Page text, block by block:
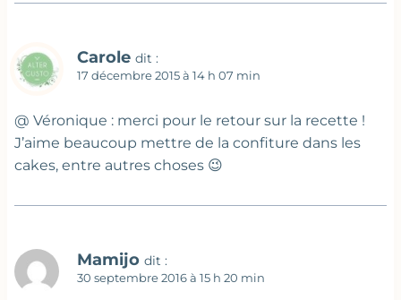
Carole dit :
17 décembre 2015 à 14 h 07 min
@ Véronique : merci pour le retour sur la recette !
J’aime beaucoup mettre de la confiture dans les
cakes, entre autres choses 😉
Mamijo dit :
30 septembre 2016 à 15 h 20 min